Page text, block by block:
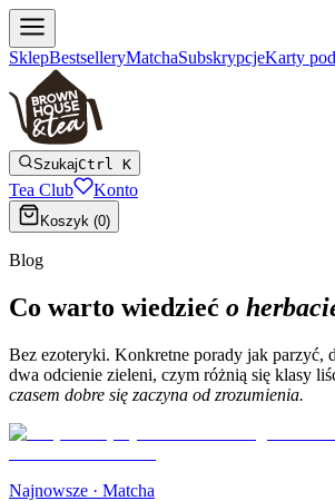
SklepBestselleryMatchaSubskrypcjeKarty
SzukajCtrl K
Tea Club Konto
Koszyk (0)
Blog
Co warto wiedzieć o
Bez ezoteryki. Konkretne porady jak parzyć,
dwa odcienie zieleni, czym różnią się klasy
czasem dobre się zaczyna od zrozumienia.
Najnowsze · Matcha